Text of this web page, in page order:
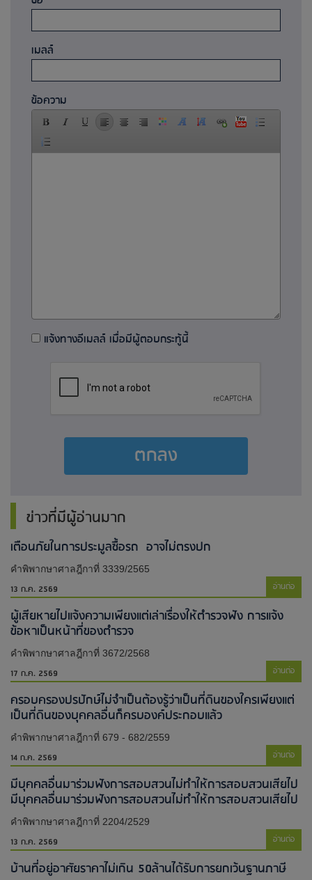
เมลล์
ข้อความ
แจ้งทางอีเมลล์ เมื่อมีผู้ตอบกระทู้นี้
ตกลง
ข่าวที่มีผู้อ่านมาก
เตือนภัยในการประมูลซื้อรถ อาจไม่ตรงปก
คำพิพากษาศาลฎีกาที่ 3339/2565
13 ก.ค. 2569 อ่านต่อ
ผู้เสียหายไปแจ้งความเพียงแต่เล่าเรื่องให้ตำรวจฟัง การแจ้ง
ข้อหาเป็นหน้าที่ของตำรวจ
คำพิพากษาศาลฎีกาที่ 3672/2568
17 ก.ค. 2569 อ่านต่อ
ครอบครองปรปักษ์ไม่จำเป็นต้องรู้ว่าเป็นที่ดินของใครเพียงแต่
เป็นที่ดินของบุคคลอื่นก็ครบองค์ประกอบแล้ว
คำพิพากษาศาลฎีกาที่ 679 - 682/2559
14 ก.ค. 2569 อ่านต่อ
มีบุคคลอื่นมาร่วมฟังการสอบสวนไม่ทำให้การสอบสวนเสียไป​
มีบุคคลอื่นมาร่วมฟังการสอบสวนไม่ทำให้การสอบสวนเสียไป​
คำพิพากษาศาลฎีกาที่ 2204/2529
13 ก.ค. 2569 อ่านต่อ
บ้านที่อยู่อาศัยราคาไม่เกิน 50ล้านได้รับการยกเว้นฐานภาษี